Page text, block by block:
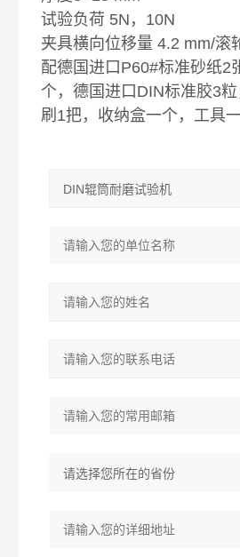
试验负荷 5N，10N
夹具横向位移量 4.2 mm/滚
配德国进口P60#标准砂纸2
个，德国进口DIN标准胶3
刷1把，收纳盒一个，工具